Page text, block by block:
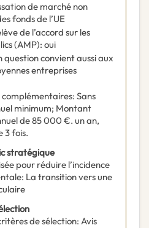
de marché non
fonds de l’UE
de l’accord sur les
(AMP): oui
question convient aussi aux
entreprises
: Sans
minimum; Montant
de 85 000 €. un an,
3 fois.
stratégique
pour réduire l’incidence
: La transition vers une
de sélection: Avis